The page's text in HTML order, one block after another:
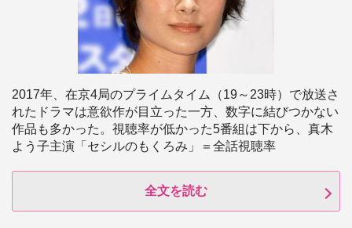
2017年、在京4局のプライムタイム（19～23時）で放送さ
れたドラマは意欲作が目立った一方、数字に結びつかない
作品も多かった。視聴率が低かった5番組は下から、真木
よう子主演「セシルのもくろみ」＝全話視聴率
全文を読む